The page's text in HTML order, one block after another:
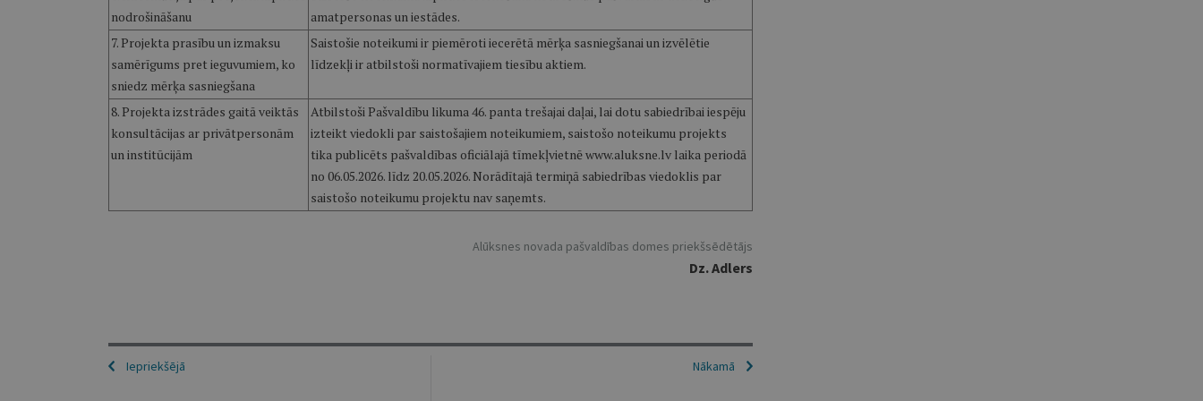
nodrošināšanu
amatpersonas un iestādes.
7. Projekta prasību un izmaksu
samērīgums pret ieguvumiem, ko
sniedz mērķa sasniegšana
Saistošie noteikumi ir piemēroti iecerētā mērķa sasniegšanai un izvēlētie
līdzekļi ir atbilstoši normatīvajiem tiesību aktiem.
8. Projekta izstrādes gaitā veiktās
konsultācijas ar privātpersonām
un institūcijām
Atbilstoši Pašvaldību likuma 46. panta trešajai daļai, lai dotu sabiedrībai iespēju
izteikt viedokli par saistošajiem noteikumiem, saistošo noteikumu projekts
tika publicēts pašvaldības oficiālajā tīmekļvietnē www.aluksne.lv laika periodā
no 06.05.2026. līdz 20.05.2026. Norādītajā termiņā sabiedrības viedoklis par
saistošo noteikumu projektu nav saņemts.
Alūksnes novada pašvaldības domes priekšsēdētājs
Dz. Adlers
Iepriekšējā Nākamā